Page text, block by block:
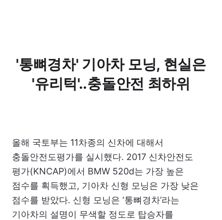
'통뼈경차' 기아차 모닝, 현실은
'유리턱'..충돌안전 최하위
올해 국토부는 11차종의 신차에 대해서
충돌안전도평가를 실시했다. 2017 신차안전도
평가(KNCAP)에서 BMW 520d는 가장 높은
점수를 획득했고, 기아차 신형 모닝은 가장 낮은
점수를 받았다. 신형 모닝은 ‘통뼈경차’라는
기아차의 설명이 무색할 정도로 탑승자를